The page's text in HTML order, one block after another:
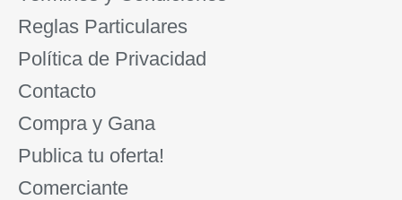
Reglas Particulares
Política de Privacidad
Contacto
Compra y Gana
Publica tu oferta!
Comerciante